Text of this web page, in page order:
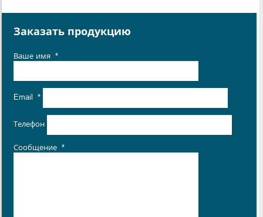
Заказать продукцию
Ваше имя *
Email *
Телефон
Сообщение *